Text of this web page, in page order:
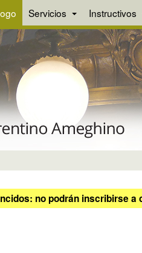
Servicios Instructivos
no podrán inscribirse